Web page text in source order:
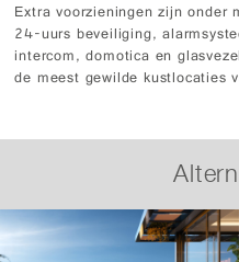
Extra voorzieningen zijn onder
24-uurs beveiliging,
intercom, domotica en
de meest gewilde kustlocaties